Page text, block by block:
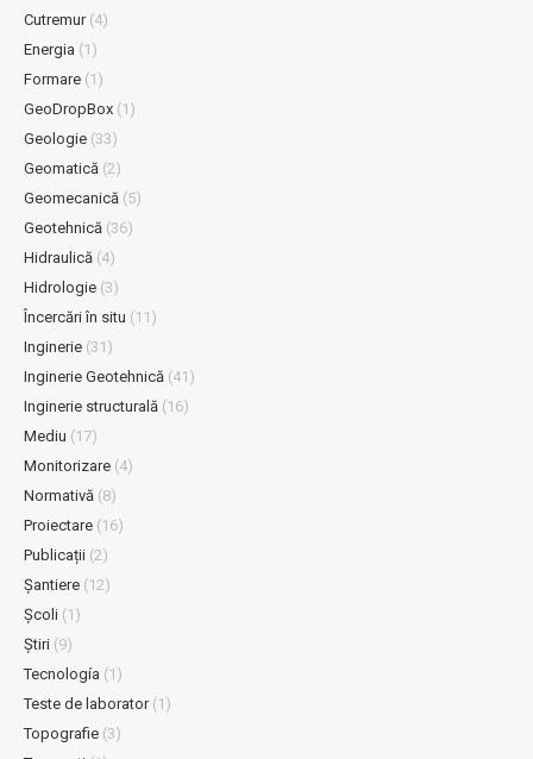
Cutremur(4)
Energia (1)
Formare (1)
GeoDropBox (1)
Geologie (33)
Geomatică (2)
Geomecanică (5)
Geotehnică (36)
Hidraulică (4)
Hidrologie (3)
Încercări în situ (11)
Inginerie (31)
Inginerie Geotehnică (41)
Inginerie structurală (16)
Mediu (17)
Monitorizare (4)
Normativă (8)
Proiectare (16)
Publicații (2)
Șantiere (12)
Școli (1)
Știri (9)
Tecnología (1)
Teste de laborator(1)
Topografie (3)